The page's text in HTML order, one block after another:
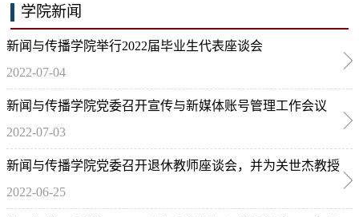
学院新闻
新闻与传播学院举行2022届毕业生代表座谈会
2022-07-04
新闻与传播学院党委召开宣传与新媒体账号管理工作会议
2022-07-03
新闻与传播学院党委召开退休教师座谈会，并为关世杰教授
颁授“光荣在党50年”纪念章
2022-06-25